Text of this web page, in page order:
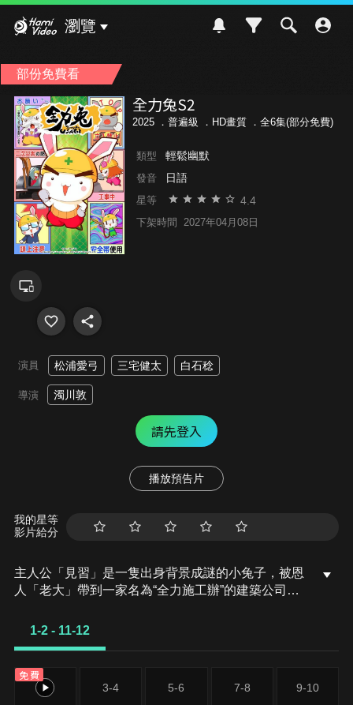
瀏覽
部份免費看
全力兔S2
2025 ． 普遍級 ．HD畫質 ．全6集(部分免費)
類型 輕鬆幽默
發音 日語
星等 4.4
下架時間 2027年04月08日
演員 松浦愛弓 三宅健太 白石稔
導演 濁川敦
請先登入
播放預告片
我的星等
影片給分
主人公「見習」是一隻出身背景成謎的小兔子，被恩
人「老大」帶到一家名為“全力施工辦”的建築公司。
以赴完成任務的工地見習生。他努力和積極的態度漸
力施工辦”，用幽默與感動的情節展現了團隊協作的
力量和主人公的成長之旅，為觀眾們帶來了溫暖和力
1-2 - 11-12
免費
1-2 3-4 5-6 7-8 9-10